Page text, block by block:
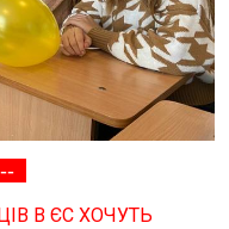
В ЄС ХОЧУТЬ